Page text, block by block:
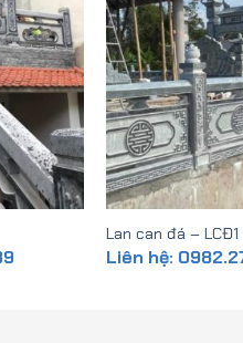
Lan can đá – LCĐ1
Liên hệ: